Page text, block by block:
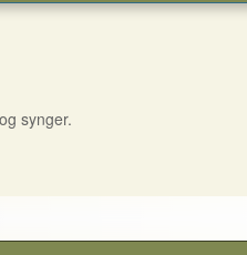
synger.